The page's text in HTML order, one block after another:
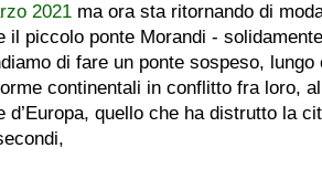
2021 ma ora sta ritornando di
il piccolo ponte Morandi -
di fare un ponte sospeso,
continentali in conflitto fra loro,
d’Europa, quello che ha distrutto la